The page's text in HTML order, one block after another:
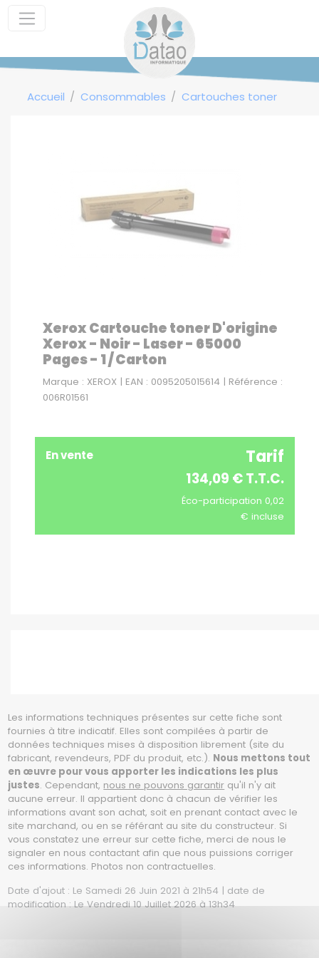
Accueil Consommables Cartouches toner
Xerox Cartouche toner D'origine
Xerox - Noir - Laser - 65000
Pages - 1 / Carton
Marque : XEROX | EAN : 0095205015614 | Référence :
006R01561
En vente Tarif
134,09 € T.T.C.
Éco-participation 0,02
€ incluse
Les informations techniques présentes sur cette fiche sont
fournies à titre indicatif. Elles sont compilées à partir de
données techniques mises à disposition librement (site du
fabricant, revendeurs, PDF du produit, etc.). Nous mettons tout
en œuvre pour vous apporter les indications les plus
justes. Cependant, nous ne pouvons garantir qu'il n'y ait
aucune erreur. Il appartient donc à chacun de vérifier les
informations avant son achat, soit en prenant contact avec le
site marchand, ou en se référant au site du constructeur. Si
vous constatez une erreur sur cette fiche, merci de nous le
signaler en nous contactant afin que nous puissions corriger
ces informations. Photos non contractuelles.
Date d'ajout : Le Samedi 26 Juin 2021 à 21h54 | date de
modification : Le Vendredi 10 Juillet 2026 à 13h34
Panneau de gestion des cookies